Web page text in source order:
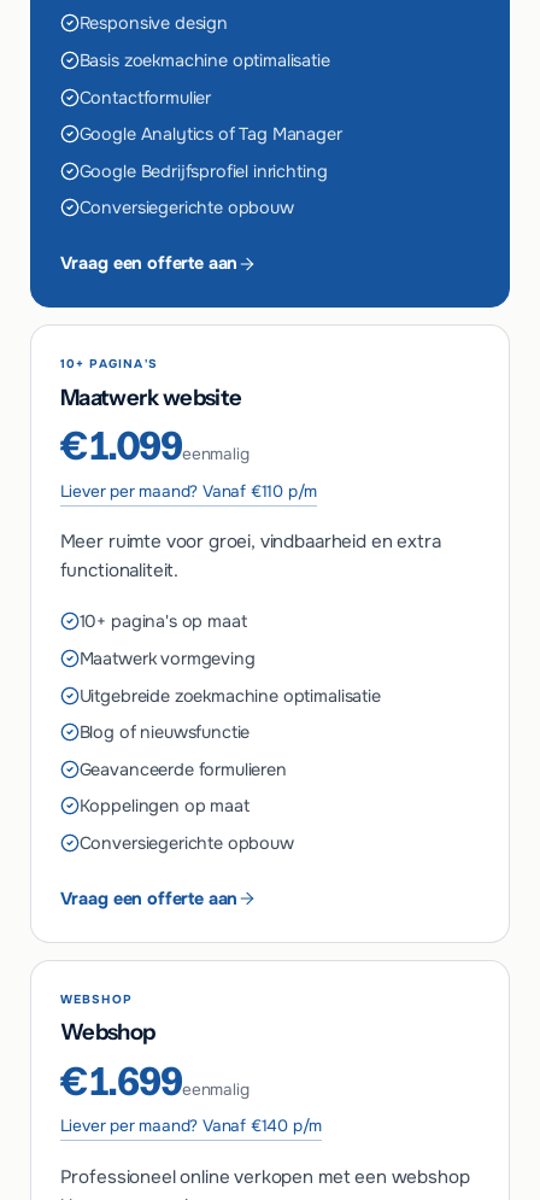
Responsive design
Basis zoekmachine optimalisatie
Contactformulier
Google Analytics of Tag Manager
Google Bedrijfsprofiel inrichting
Conversiegerichte opbouw
Vraag een offerte aan
10+ PAGINA'S
Maatwerk website
€1.099eenmalig
Liever per maand? Vanaf €110 p/m
Meer ruimte voor groei, vindbaarheid en extra
functionaliteit.
10+ pagina's op maat
Maatwerk vormgeving
Uitgebreide zoekmachine optimalisatie
Blog of nieuwsfunctie
Geavanceerde formulieren
Koppelingen op maat
Conversiegerichte opbouw
Vraag een offerte aan
WEBSHOP
Webshop
€1.699eenmalig
Liever per maand? Vanaf €140 p/m
Professioneel online verkopen met een webshop